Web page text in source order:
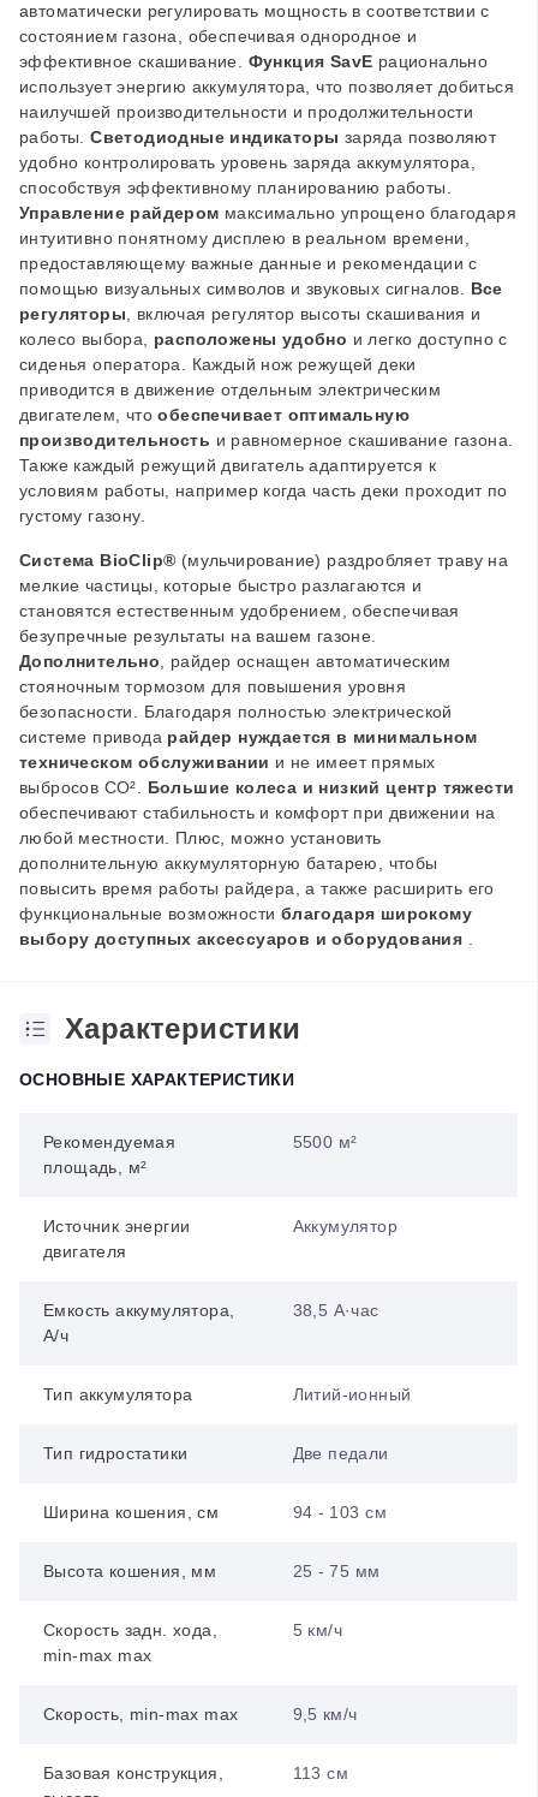
автоматически регулировать мощность в соответствии с
состоянием газона, обеспечивая однородное и
эффективное скашивание.
Функция SavE рационально
использует энергию аккумулятора, что позволяет добиться
наилучшей производительности и продолжительности
работы.
Светодиодные индикаторы заряда позволяют
удобно контролировать уровень заряда аккумулятора,
способствуя эффективному планированию работы.
Управление райдером максимально упрощено благодаря
интуитивно понятному дисплею в реальном времени,
предоставляющему важные данные и рекомендации с
помощью визуальных символов и звуковых сигналов.
Все
регуляторы , включая регулятор высоты скашивания и
колесо выбора,
расположены удобно и легко доступно с
сиденья оператора. Каждый нож режущей деки
приводится в движение отдельным электрическим
двигателем, что обеспечивает оптимальную
производительность и равномерное скашивание газона.
Также каждый режущий двигатель адаптируется к
условиям работы, например когда часть деки проходит по
густому газону.
Система BioClip® (мульчирование) раздробляет траву на
мелкие частицы, которые быстро разлагаются и
становятся естественным удобрением, обеспечивая
безупречные результаты на вашем газоне.
Дополнительно , райдер оснащен автоматическим
стояночным тормозом для повышения уровня
безопасности. Благодаря полностью электрической
системе привода райдер нуждается в минимальном
техническом обслуживании и не имеет прямых
выбросов CO².
Большие колеса и низкий центр тяжести
обеспечивают стабильность и комфорт при движении на
любой местности. Плюс, можно установить
дополнительную аккумуляторную батарею, чтобы
повысить время работы райдера, а также расширить его
функциональные возможности благодаря широкому
выбору доступных аксессуаров и оборудования
Характеристики
ОСНОВНЫЕ ХАРАКТЕРИСТИКИ
Рекомендуемая
площадь, м²
5500 м²
Источник энергии
двигателя
Аккумулятор
Емкость аккумулятора,
А/ч
38,5 А·час
Тип аккумулятора Литий-ионный
Тип гидростатики Две педали
Ширина кошения, см 94 - 103 см
Высота кошения, мм 25 - 75 мм
Скорость задн. хода,
min-max max
5 км/ч
Скорость, min-max max 9,5 км/ч
Базовая конструкция,
113 см